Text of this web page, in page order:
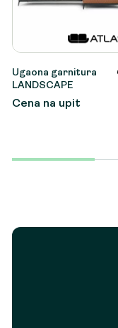
Ugaona garnitura
LANDSCAPE
Cena na upit